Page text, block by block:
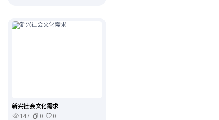
新兴社会文化需求
147
0
0